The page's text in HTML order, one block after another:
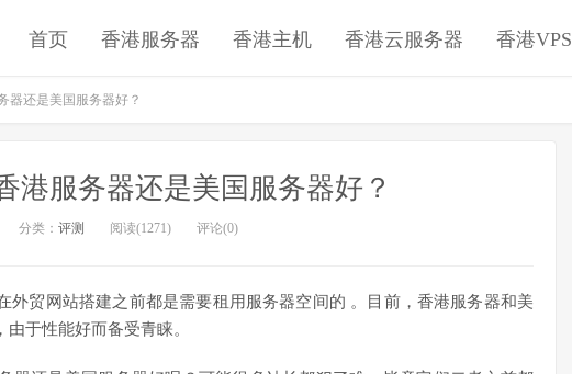
首页 香港服务器 香港主机 香港云服务器 香港VPS
器还是美国服务器好？
港服务器还是美国服务器好？
分类： 评测 阅读(1271) 评论(0)
外贸网站搭建之前都是需要租用服务器空间的 。目前，香港服务器和美
于性能好而备受青睐。